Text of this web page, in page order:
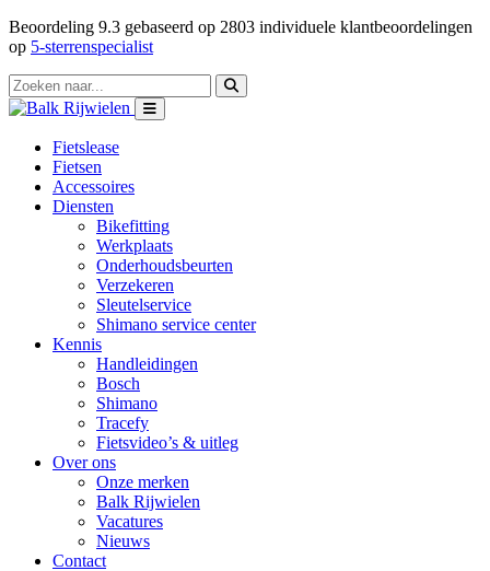
Beoordeling 9.3 gebaseerd op 2803 individuele klantbeoordelingen
op 5-sterrenspecialist
Fietslease
Fietsen
Accessoires
Diensten
Bikefitting
Werkplaats
Onderhoudsbeurten
Verzekeren
Sleutelservice
Shimano service center
Kennis
Handleidingen
Bosch
Shimano
Tracefy
Fietsvideo’s & uitleg
Over ons
Onze merken
Balk Rijwielen
Vacatures
Nieuws
Contact